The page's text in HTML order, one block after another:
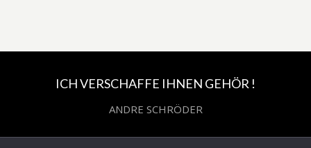
ICH VERSCHAFFE IHNEN GEHÖR !
ANDRE SCHRÖDER